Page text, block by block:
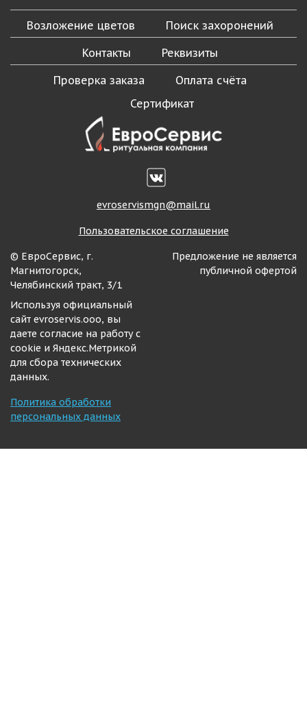
evroservismgn@mail.ru
Пользовательское соглашение
Возложение цветов
Поиск захоронений
Контакты
Реквизиты
Проверка заказа
Оплата счёта
Сертификат
© ЕвроСервис, г.
Магнитогорск,
Челябинский тракт, 3/1
Используя официальный
сайт evroservis.ooo, вы
даете согласие на работу с
cookie и Яндекс.Метрикой
для сбора технических
данных.
Политика обработки
персональных данных
Предложение не является
публичной офертой